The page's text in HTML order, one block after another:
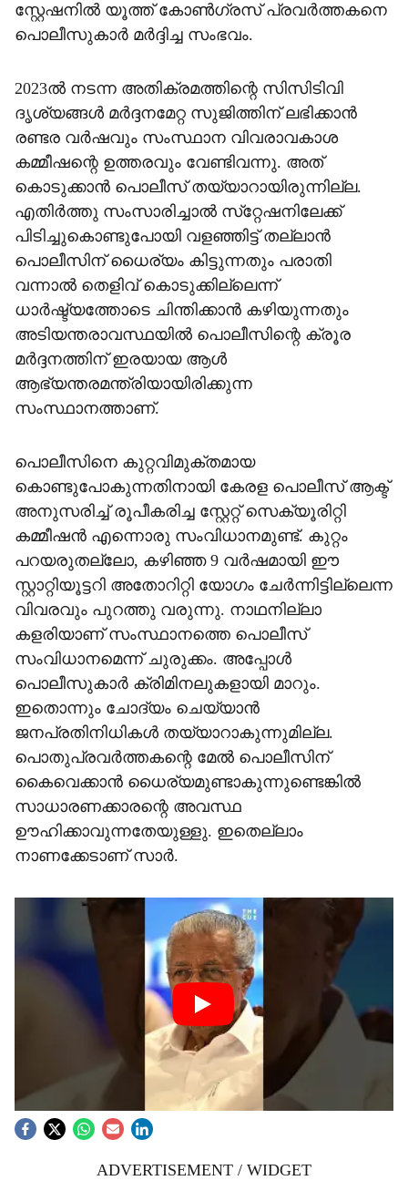
സ്റ്റേഷനില്‍ യൂത്ത് കോണ്‍ഗ്രസ് പ്രവര്‍ത്തകനെ
പൊലീസുകാര്‍ മര്‍ദ്ദിച്ച സംഭവം.
2023ല്‍ നടന്ന അതിക്രമത്തിന്റെ സിസിടിവി
ദൃശ്യങ്ങള്‍ മര്‍ദ്ദനമേറ്റ സുജിത്തിന് ലഭിക്കാന്‍
രണ്ടര വര്‍ഷവും സംസ്ഥാന വിവരാവകാശ
കമ്മീഷന്റെ ഉത്തരവും വേണ്ടിവന്നു. അത്
കൊടുക്കാന്‍ പൊലീസ് തയ്യാറായിരുന്നില്ല.
എതിര്‍ത്തു സംസാരിച്ചാല്‍ സ്‌റ്റേഷനിലേക്ക്
പിടിച്ചുകൊണ്ടുപോയി വളഞ്ഞിട്ട് തല്ലാന്‍
പൊലീസിന് ധൈര്യം കിട്ടുന്നതും പരാതി
വന്നാല്‍ തെളിവ് കൊടുക്കില്ലെന്ന്
ധാര്‍ഷ്ട്യത്തോടെ ചിന്തിക്കാന്‍ കഴിയുന്നതും
അടിയന്തരാവസ്ഥയില്‍ പൊലീസിന്റെ ക്രൂര
മര്‍ദ്ദനത്തിന് ഇരയായ ആള്‍
ആഭ്യന്തരമന്ത്രിയായിരിക്കുന്ന
സംസ്ഥാനത്താണ്.
പൊലീസിനെ കുറ്റവിമുക്തമായ
കൊണ്ടുപോകുന്നതിനായി കേരള പൊലീസ് ആക്ട്
അനുസരിച്ച് രൂപീകരിച്ച സ്റ്റേറ്റ് സെക്യൂരിറ്റി
കമ്മീഷന്‍ എന്നൊരു സംവിധാനമുണ്ട്. കുറ്റം
പറയരുതല്ലോ, കഴിഞ്ഞ 9 വര്‍ഷമായി ഈ
സ്റ്റാറ്റിയൂട്ടറി അതോറിറ്റി യോഗം ചേര്‍ന്നിട്ടില്ലെന്ന
വിവരവും പുറത്തു വരുന്നു. നാഥനില്ലാ
കളരിയാണ് സംസ്ഥാനത്തെ പൊലീസ്
സംവിധാനമെന്ന് ചുരുക്കം. അപ്പോള്‍
പൊലീസുകാര്‍ ക്രിമിനലുകളായി മാറും.
ഇതൊന്നും ചോദ്യം ചെയ്യാന്‍
ജനപ്രതിനിധികള്‍ തയ്യാറാകുന്നുമില്ല.
പൊതുപ്രവര്‍ത്തകന്റെ മേല്‍ പൊലീസിന്
കൈവെക്കാന്‍ ധൈര്യമുണ്ടാകുന്നുണ്ടെങ്കില്‍
സാധാരണക്കാരന്റെ അവസ്ഥ
ഊഹിക്കാവുന്നതേയുള്ളു. ഇതെല്ലാം
നാണക്കേടാണ് സാര്‍.
ADVERTISEMENT / WIDGET